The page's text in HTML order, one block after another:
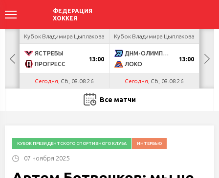
Кубок Владимира Цыплакова
ЯСТРЕБЫ
ПРОГРЕСС
13:00
Сегодня , Сб, 08.08.26
Кубок Владимира Цыплакова
ДНМ-ОЛИМПИК
ЛОКО
13:00
Сегодня , Сб, 08.08.26
Все матчи
КУБОК ПРЕЗИДЕНТСКОГО СПОРТИВНОГО КЛУБА ИНТЕРВЬЮ
07 ноября 2025